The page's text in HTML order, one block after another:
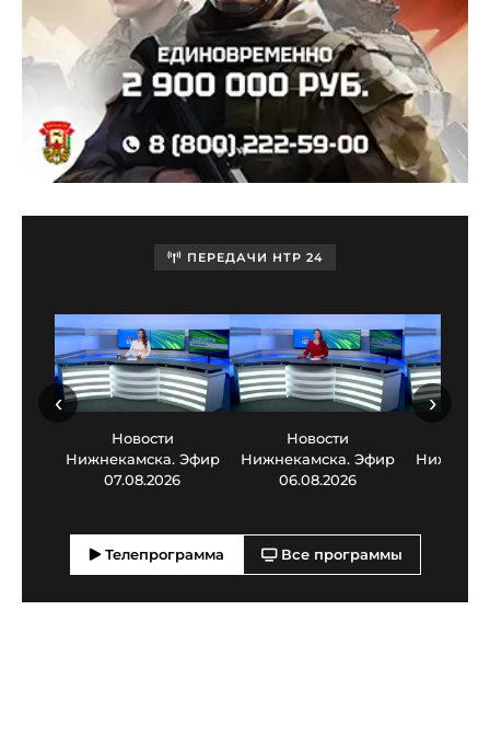
ПЕРЕДАЧИ НТР 24
Новости
Нижнекамска. Эфир
07.08.2026
Новости
Нижнекамска. Эфир
06.08.2026
‹ ›
Телепрограмма Все программы